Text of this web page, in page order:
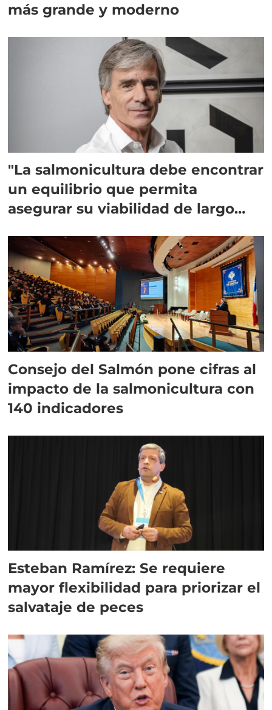
más grande y moderno
"La salmonicultura debe encontrar
un equilibrio que permita
asegurar su viabilidad de largo
Consejo del Salmón pone cifras al
impacto de la salmonicultura con
140 indicadores
Esteban Ramírez: Se requiere
mayor flexibilidad para priorizar el
salvataje de peces